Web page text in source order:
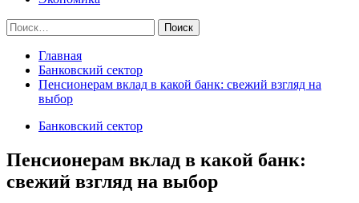
Найти:
Главная
Банковский сектор
Пенсионерам вклад в какой банк: свежий взгляд на
выбор
Банковский сектор
Пенсионерам вклад в какой банк:
свежий взгляд на выбор